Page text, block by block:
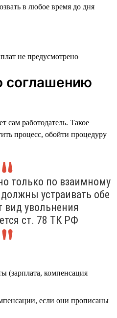
в любое время до дня
не предусмотрено
соглашению
сам работодатель. Такое
процесс, обойти процедуру
только по взаимному
устраивать обе
вид увольнения
ст. 78 ТК РФ
(зарплата, компенсация
если они прописаны